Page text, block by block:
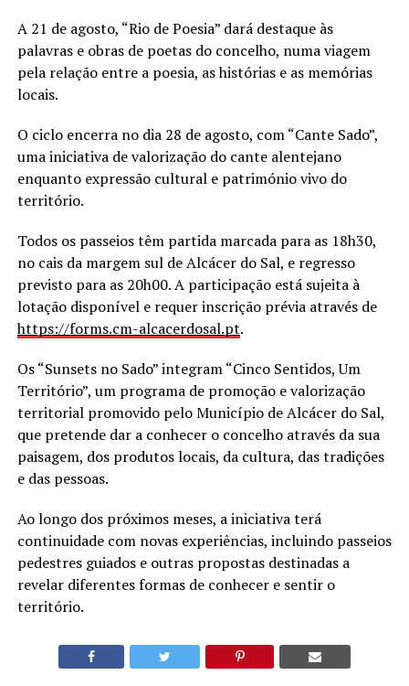
A 21 de agosto, “Rio de Poesia” dará destaque às
palavras e obras de poetas do concelho, numa viagem
pela relação entre a poesia, as histórias e as memórias
locais.
O ciclo encerra no dia 28 de agosto, com “Cante Sado”,
uma iniciativa de valorização do cante alentejano
enquanto expressão cultural e património vivo do
território.
Todos os passeios têm partida marcada para as 18h30,
no cais da margem sul de Alcácer do Sal, e regresso
previsto para as 20h00. A participação está sujeita à
lotação disponível e requer inscrição prévia através de
https://forms.cm-alcacerdosal.pt.
Os “Sunsets no Sado” integram “Cinco Sentidos, Um
Território”, um programa de promoção e valorização
territorial promovido pelo Município de Alcácer do Sal,
que pretende dar a conhecer o concelho através da sua
paisagem, dos produtos locais, da cultura, das tradições
e das pessoas.
Ao longo dos próximos meses, a iniciativa terá
continuidade com novas experiências, incluindo passeios
pedestres guiados e outras propostas destinadas a
revelar diferentes formas de conhecer e sentir o
território.